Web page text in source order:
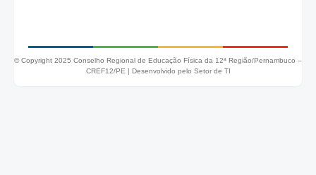
© Copyright 2025 Conselho Regional de Educação Física da 12ª Região/Pernambuco –
CREF12/PE | Desenvolvido pelo Setor de TI